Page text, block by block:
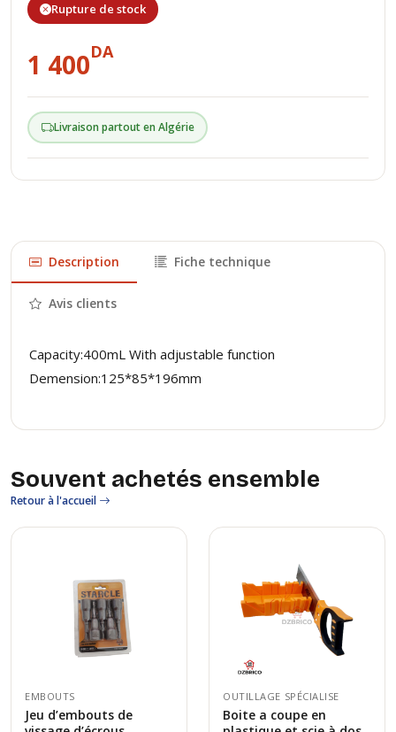
Rupture de stock
1 400DA
Livraison partout en Algérie
Description Fiche technique
Avis clients
Capacity:400mL With adjustable function
Demension:125*85*196mm
Souvent achetés ensemble
Retour à l'accueil
EMBOUTS
Jeu d’embouts de
OUTILLAGE SPÉCIALISE
Boite a coupe en